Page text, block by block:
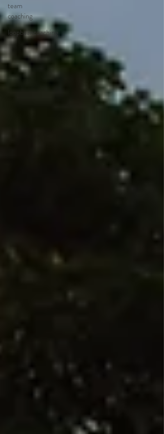
team
coaching
loopbaancoaching